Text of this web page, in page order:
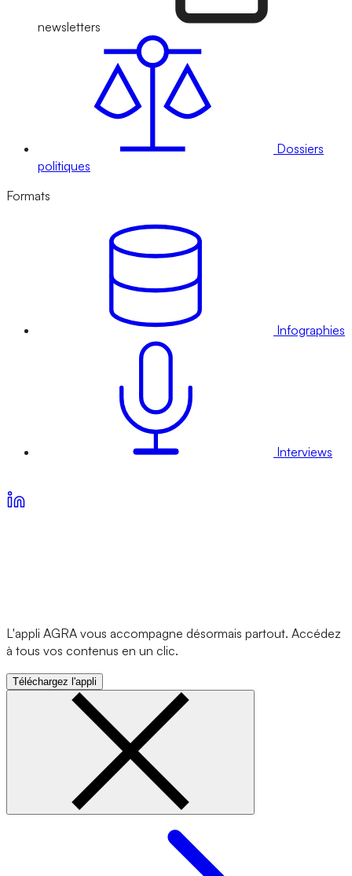
newsletters
Dossiers
politiques
Formats
Infographies
Interviews
L'appli AGRA vous accompagne désormais partout. Accédez
à tous vos contenus en un clic.
Téléchargez l'appli